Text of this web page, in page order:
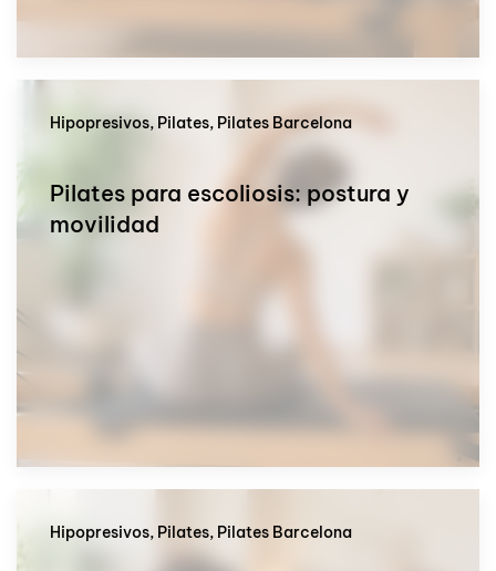
Hipopresivos, Pilates, Pilates Barcelona
Pilates para escoliosis: postura y
movilidad
Hipopresivos, Pilates, Pilates Barcelona